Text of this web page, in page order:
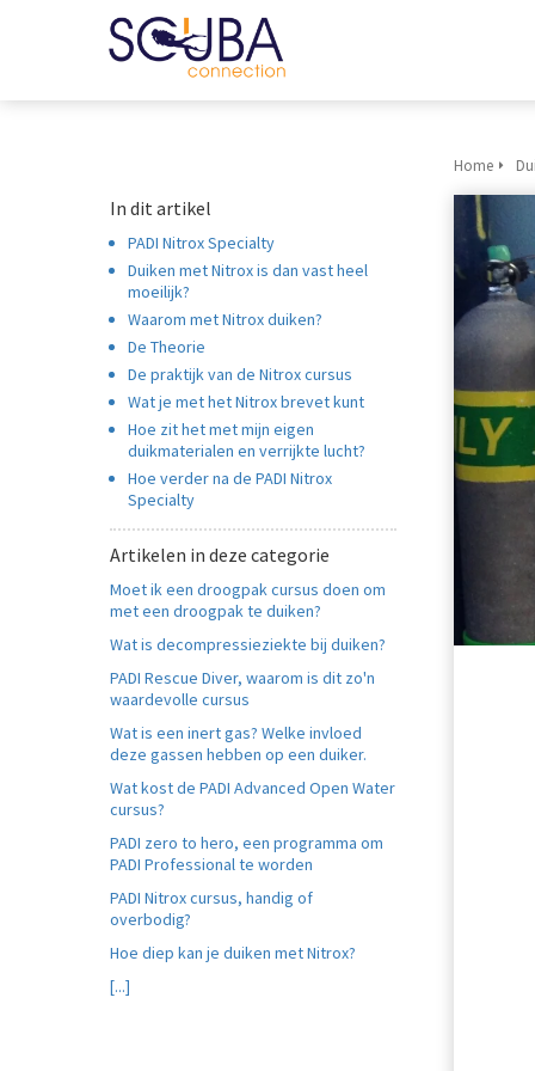
In dit artikel
PADI Nitrox Specialty
Duiken met Nitrox is dan vast heel
moeilijk?
Waarom met Nitrox duiken?
De Theorie
De praktijk van de Nitrox cursus
Wat je met het Nitrox brevet kunt
Hoe zit het met mijn eigen
duikmaterialen en verrijkte lucht?
Hoe verder na de PADI Nitrox
Specialty
Artikelen in deze categorie
Moet ik een droogpak cursus doen om
met een droogpak te duiken?
Wat is decompressieziekte bij duiken?
PADI Rescue Diver, waarom is dit zo'n
waardevolle cursus
Wat is een inert gas? Welke invloed
deze gassen hebben op een duiker.
Wat kost de PADI Advanced Open Water
cursus?
PADI zero to hero, een programma om
PADI Professional te worden
PADI Nitrox cursus, handig of
overbodig?
Hoe diep kan je duiken met Nitrox?
[...]
Home